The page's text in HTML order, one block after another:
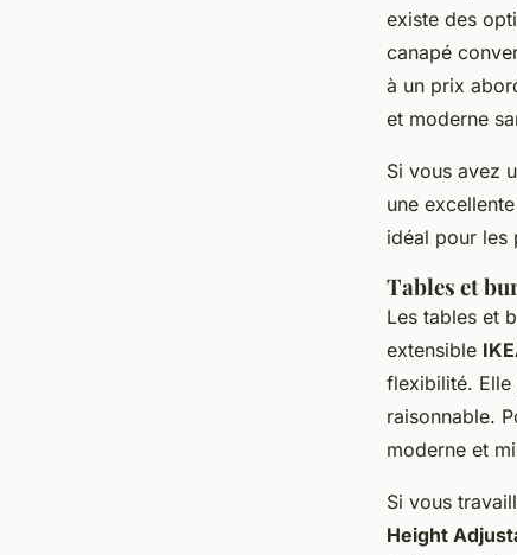
existe des
canapé
à un prix
et moderne
Si vous avez
une
idéal pour les
Tables et
Les tables et
extensible
flexibilité. Elle
raisonnable.
moderne et
Si vous
Height